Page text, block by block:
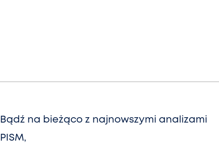
Bądź na bieżąco z najnowszymi analizami
PISM,